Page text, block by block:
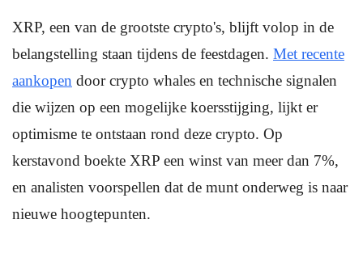
XRP, een van de grootste crypto's, blijft volop in de
belangstelling staan tijdens de feestdagen. Met recente
aankopen door crypto whales en technische signalen
die wijzen op een mogelijke koersstijging, lijkt er
optimisme te ontstaan rond deze crypto. Op
kerstavond boekte XRP een winst van meer dan 7%,
en analisten voorspellen dat de munt onderweg is naar
nieuwe hoogtepunten.